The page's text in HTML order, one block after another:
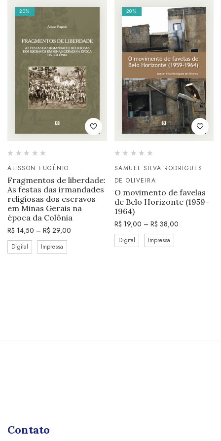
20%
ALISSON EUGÊNIO
Fragmentos de liberdade:
As festas das irmandades
religiosas dos escravos
em Minas Gerais na
época da Colônia
R$ 14,50 – R$ 29,00
Digital Impressa
20%
SAMUEL SILVA RODRIGUES
DE OLIVEIRA
O movimento de favelas
de Belo Horizonte (1959-
1964)
R$ 19,00 – R$ 38,00
Digital Impressa
Contato